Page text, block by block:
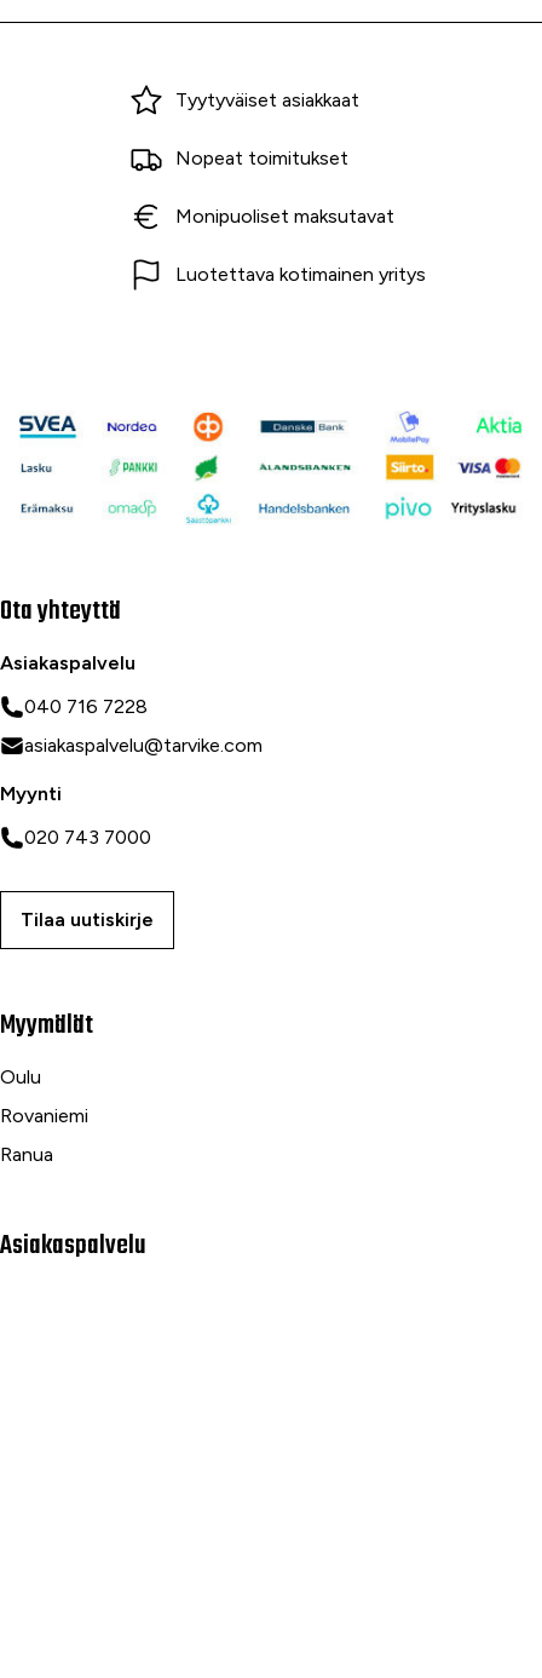
Miksi ostaa Tarvikekeskuksesta?
Tyytyväiset asiakkaat
Nopeat toimitukset
Monipuoliset maksutavat
Luotettava kotimainen yritys
Ota yhteyttä
Asiakaspalvelu
040 716 7228
asiakaspalvelu@tarvike.com
Myynti
020 743 7000
Tilaa uutiskirje
Myymälät
Oulu
Rovaniemi
Ranua
Asiakaspalvelu